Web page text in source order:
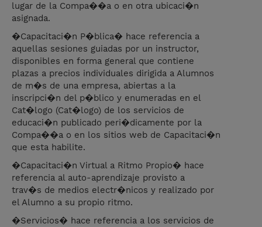
lugar de la Compa��a o en otra ubicaci�n
asignada.
�Capacitaci�n P�blica� hace referencia a
aquellas sesiones guiadas por un instructor,
disponibles en forma general que contiene
plazas a precios individuales dirigida a Alumnos
de m�s de una empresa, abiertas a la
inscripci�n del p�blico y enumeradas en el
Cat�logo (Cat�logo) de los servicios de
educaci�n publicado peri�dicamente por la
Compa��a o en los sitios web de Capacitaci�n
que esta habilite.
�Capacitaci�n Virtual a Ritmo Propio� hace
referencia al auto-aprendizaje provisto a
trav�s de medios electr�nicos y realizado por
el Alumno a su propio ritmo.
�Servicios� hace referencia a los servicios de